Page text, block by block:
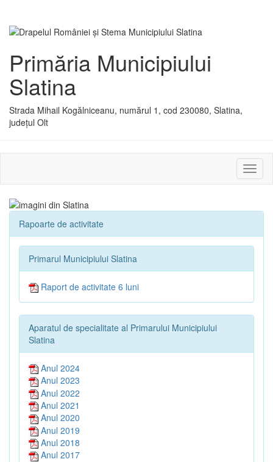
Primăria Municipiului
Slatina
Strada Mihail Kogălniceanu, numărul 1, cod 230080, Slatina,
județul Olt
sau
Rapoarte de activitate
Primarul Municipiului Slatina
Raport de activitate 6 luni
Aparatul de specialitate al Primarului Municipiului
Slatina
Anul 2024
Anul 2023
Anul 2022
Anul 2021
Anul 2020
Anul 2019
Anul 2018
Anul 2017